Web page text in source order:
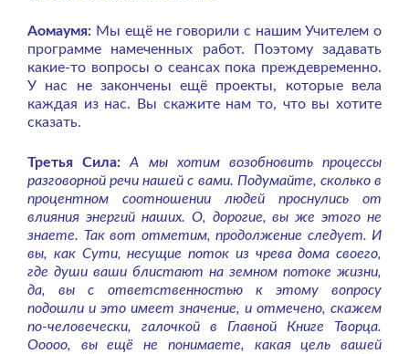
Аомаумя: Мы ещё не говорили с нашим Учителем о
программе намеченных работ. Поэтому задавать
какие-то вопросы о сеансах пока преждевременно.
У нас не закончены ещё проекты, которые вела
каждая из нас. Вы скажите нам то, что вы хотите
сказать.
Третья Сила:
А мы хотим возобновить процессы
разговорной речи нашей с вами. Подумайте, сколько в
процентном соотношении людей проснулись от
влияния энергий наших. О, дорогие, вы же этого не
знаете. Так вот отметим, продолжение следует. И
вы, как Сути, несущие поток из чрева дома своего,
где души ваши блистают на земном потоке жизни,
да, вы с ответственностью к этому вопросу
подошли и это имеет значение, и отмечено, скажем
по-человечески, галочкой в Главной Книге Творца.
Ооооо, вы ещё не понимаете, какая цель вашей